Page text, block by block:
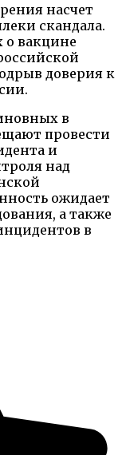
насчет
скандала.
о вакцине
доверия к
в
провести
и
над
ожидает
а также
в